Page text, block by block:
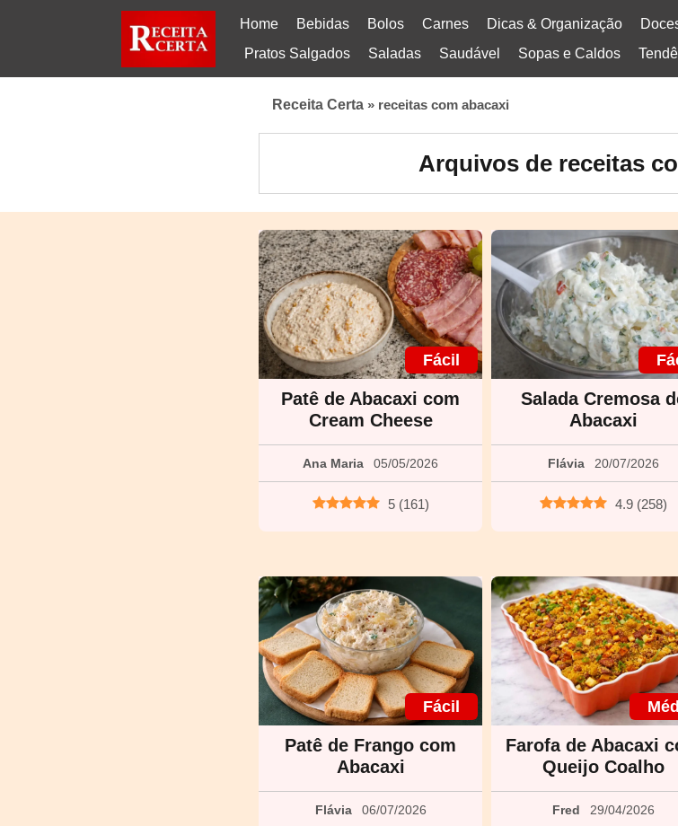
Home Bebidas Bolos Carnes Dicas & Organização
Pratos Salgados
Saladas Saudável Sopas e Caldos
Receita Certa » receitas com abacaxi
Arquivos de receitas
Fácil
Patê de Abacaxi com
Cream Cheese
Ana Maria 05/05/2026
5 (161)
Salada Cremosa
Abacaxi
Flávia 20/07/2026
4.9 (258)
Fácil
Patê de Frango com
Abacaxi
Flávia 06/07/2026
Farofa de Abacaxi
Queijo Coalho
Fred 29/04/2026